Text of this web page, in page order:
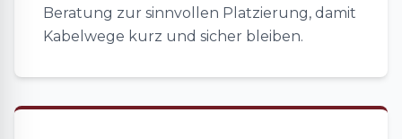
Beratung zur sinnvollen Platzierung, damit
Kabelwege kurz und sicher bleiben.